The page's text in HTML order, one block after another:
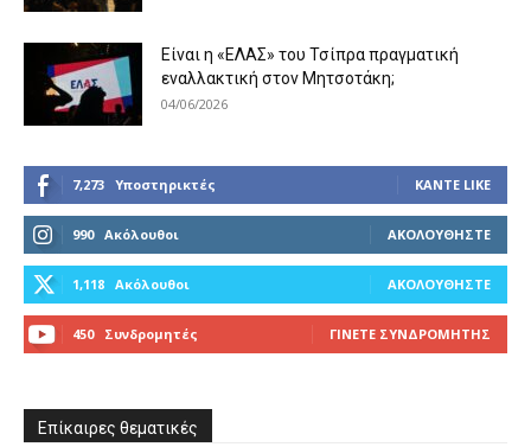
Είναι η «ΕΛΑΣ» του Τσίπρα πραγματική
εναλλακτική στον Μητσοτάκη;
04/06/2026
7,273 Υποστηρικτές ΚΆΝΤΕ LIKE
990 Ακόλουθοι ΑΚΟΛΟΥΘΉΣΤΕ
1,118 Ακόλουθοι ΑΚΟΛΟΥΘΉΣΤΕ
450 Συνδρομητές ΓΊΝΕΤΕ ΣΥΝΔΡΟΜΗΤΉΣ
Επίκαιρες θεματικές